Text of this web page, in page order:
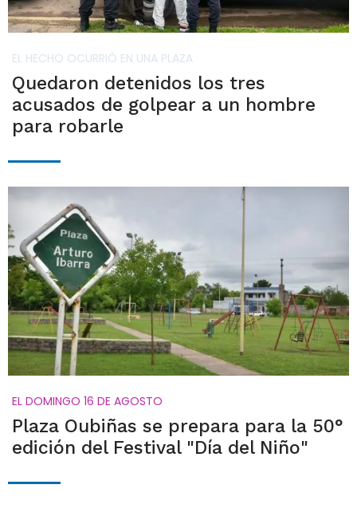
EL HECHO OCURRIÓ EN UNA PLAZA
Quedaron detenidos los tres
acusados de golpear a un hombre
para robarle
EL DOMINGO 16 DE AGOSTO
Plaza Oubiñas se prepara para la 50°
edición del Festival "Día del Niño"